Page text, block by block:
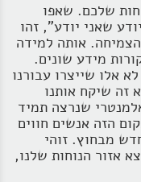
שלכם. שאפו
שאני יודע", זהו
אותה למידה
מידע שונים.
אלו שייצרו עבורנו
זה שיקח אותנו
שנרצה תמיד
הזה אנשים חווים
מבחוץ. זוהי
אזור הנוחות שלנו,